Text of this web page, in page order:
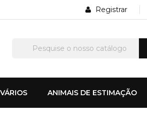
Registrar
VÁRIOS ANIMAIS DE ESTIMAÇÃO